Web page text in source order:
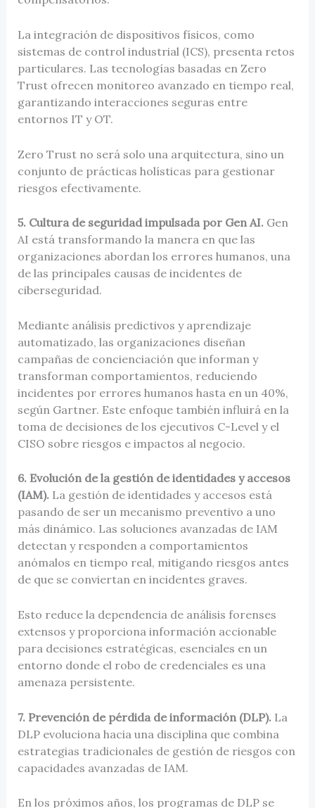
La integración de dispositivos físicos, como
sistemas de control industrial (ICS), presenta retos
particulares. Las tecnologías basadas en Zero
Trust ofrecen monitoreo avanzado en tiempo real,
garantizando interacciones seguras entre
entornos IT y OT.
Zero Trust no será solo una arquitectura, sino un
conjunto de prácticas holísticas para gestionar
riesgos efectivamente.
5. Cultura de seguridad impulsada por Gen AI.Gen
AI está transformando la manera en que las
organizaciones abordan los errores humanos, una
de las principales causas de incidentes de
ciberseguridad.
Mediante análisis predictivos y aprendizaje
automatizado, las organizaciones diseñan
campañas de concienciación que informan y
transforman comportamientos, reduciendo
incidentes por errores humanos hasta en un 40%,
según Gartner. Este enfoque también influirá en la
toma de decisiones de los ejecutivos C-Level y el
CISO sobre riesgos e impactos al negocio.
6. Evolución de la gestión de identidades y accesos
(IAM).La gestión de identidades y accesos está
pasando de ser un mecanismo preventivo a uno
más dinámico. Las soluciones avanzadas de IAM
detectan y responden a comportamientos
anómalos en tiempo real, mitigando riesgos antes
de que se conviertan en incidentes graves.
Esto reduce la dependencia de análisis forenses
extensos y proporciona información accionable
para decisiones estratégicas, esenciales en un
entorno donde el robo de credenciales es una
amenaza persistente.
7. Prevención de pérdida de información (DLP).La
DLP evoluciona hacia una disciplina que combina
estrategias tradicionales de gestión de riesgos con
capacidades avanzadas de IAM.
En los próximos años, los programas de DLP se